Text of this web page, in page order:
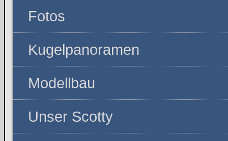
Fotos
Kugelpanoramen
Modellbau
Unser Scotty